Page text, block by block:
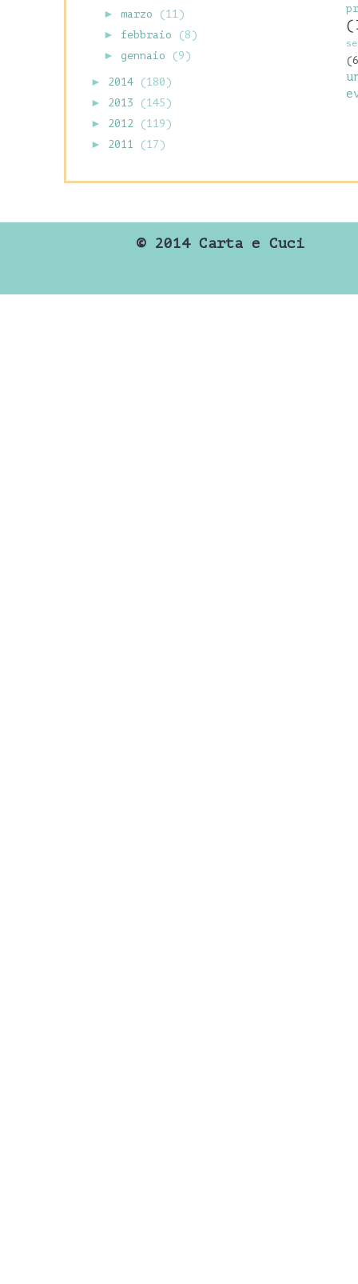
► marzo
(11)
► febbraio
(8)
► gennaio (9)
► 2014
(180)
► 2013
(145)
► 2012
(119)
► 2011 (17)
© 2014 Carta e Cuci